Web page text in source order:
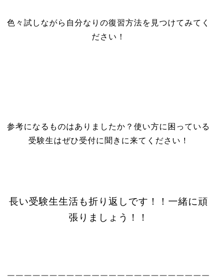
色々試しながら自分なりの復習方法を見つけてみてく
ださい！
参考になるものはありましたか？使い方に困っている
受験生はぜひ受付に聞きに来てください！
長い受験生生活も折り返しです！！一緒に頑
張りましょう！！